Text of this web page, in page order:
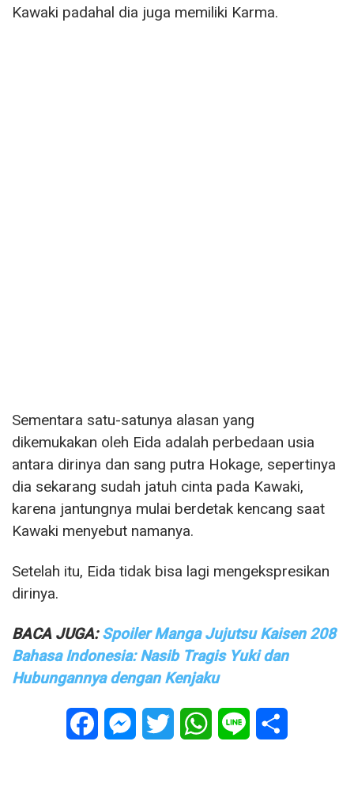
Kawaki padahal dia juga memiliki Karma.
Sementara satu-satunya alasan yang
dikemukakan oleh Eida adalah perbedaan usia
antara dirinya dan sang putra Hokage, sepertinya
dia sekarang sudah jatuh cinta pada Kawaki,
karena jantungnya mulai berdetak kencang saat
Kawaki menyebut namanya.
Setelah itu, Eida tidak bisa lagi mengekspresikan
dirinya.
BACA JUGA:Spoiler Manga Jujutsu Kaisen 208
Bahasa Indonesia: Nasib Tragis Yuki dan
Hubungannya dengan Kenjaku
FacebookMessenger
Twitter WhatsApp
Line